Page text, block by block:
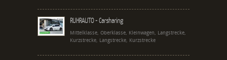
RUHRAUTO - Carsharing
Mittelklasse, Oberklasse, Kleinwagen, Langstrecke,
Kurzstrecke, Langstrecke, Kurzstrecke